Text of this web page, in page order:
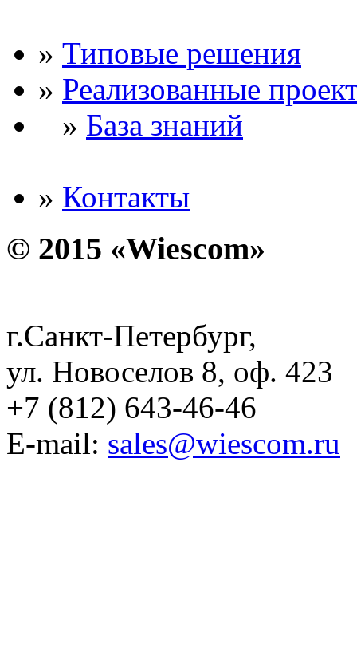
» Типовые решения
» Реализованные
» База знаний
» Контакты
© 2015 «Wiescom»
г.Санкт-Петербург,
ул. Новоселов 8, оф. 423
+7 (812) 643-46-46
E-mail: sales@wiescom.ru